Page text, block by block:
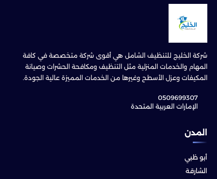
شركة الخليج للتنظيف الشامل هي أقوى شركة متخصصة في كافة
المهام والخدمات المنزلية مثل التنظيف ومكافحة الحشرات وصيانة
المكيفات وعزل الأسطح وغيرها من الخدمات المميزة عالية الجودة.
0509699307
الإمارات العربية المتحدة
المدن
أبو ظبي
الشارقة